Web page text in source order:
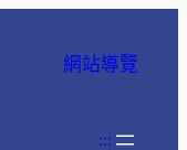
網站導覽
:::